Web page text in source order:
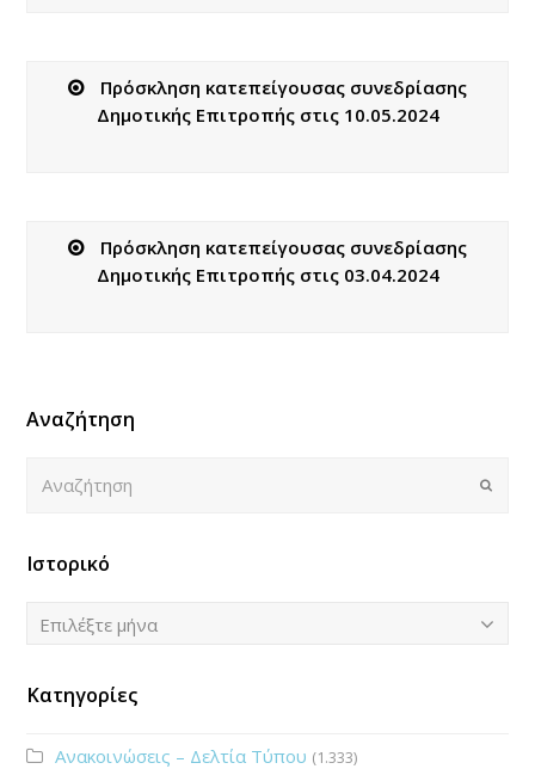
Πρόσκληση κατεπείγουσας συνεδρίασης
Δημοτικής Επιτροπής στις 10.05.2024
Πρόσκληση κατεπείγουσας συνεδρίασης
Δημοτικής Επιτροπής στις 03.04.2024
Αναζήτηση
Submit
Ιστορικό
Ιστορικό
Επιλέξτε μήνα
Κατηγορίες
Ανακοινώσεις – Δελτία Τύπου (1.333)